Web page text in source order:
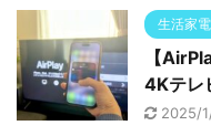
生活家電
【
4Kテレ
2025/